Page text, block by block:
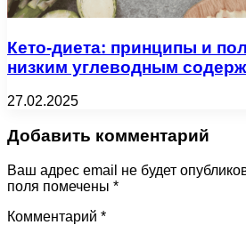
Кето-диета: принципы и
низким углеводным
27.02.2025
Добавить комментарий
Ваш адрес email не будет
поля помечены *
Комментарий *